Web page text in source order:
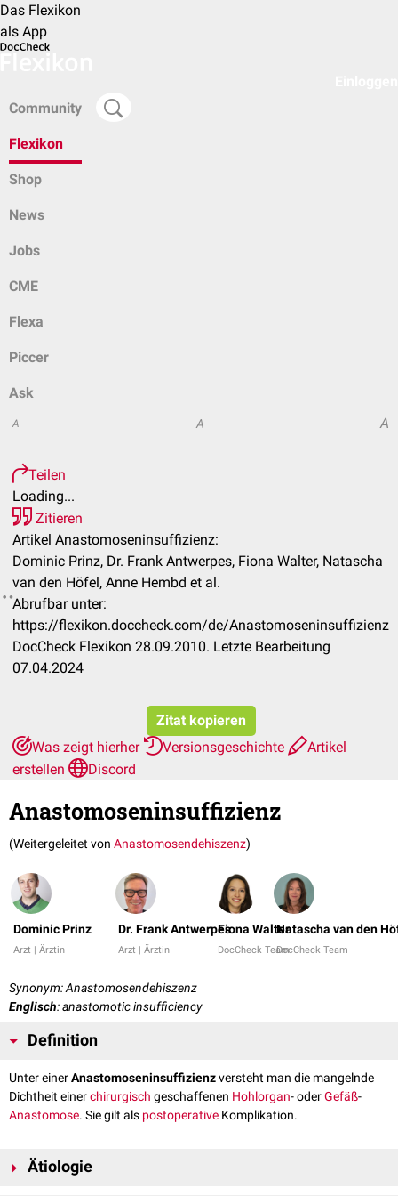
Das Flexikon
als App
Community
Flexikon
Shop
News
Jobs
CME
Flexa
Piccer
Ask
A A A
Teilen
Loading...
Zitieren
Artikel Anastomoseninsuffizienz:
Dominic Prinz, Dr. Frank Antwerpes, Fiona Walter, Natascha
van den Höfel, Anne Hembd et al.
Abrufbar unter:
https://flexikon.doccheck.com/de/Anastomoseninsuffizienz
DocCheck Flexikon 28.09.2010. Letzte Bearbeitung
07.04.2024
Zitat kopieren
Was zeigt hierher
Versionsgeschichte
Artikel
erstellen
Discord
Anastomoseninsuffizienz
(Weitergeleitet von Anastomosendehiszenz)
Dominic Prinz
Arzt | Ärztin
Dr. Frank Antwerpes
Arzt | Ärztin
Fiona Walter
DocCheck Team
Natascha van den
DocCheck Team
Synonym: Anastomosendehiszenz
Englisch: anastomotic insufficiency
Definition
Unter einerAnastomoseninsuffizienzversteht man die mangelnde
Dichtheit einerchirurgisch geschaffenen Hohlorgan- oderGefäß-
Anastomose. Sie gilt als postoperative Komplikation.
Ätiologie